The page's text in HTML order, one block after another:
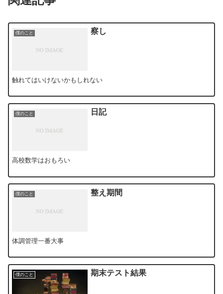
僕のこと 察し
触れてはいけないかもしれない
僕のこと 日記
高校数学はおもろい
僕のこと 整え期間
体調管理一番大事
僕のこと 期末テスト結果